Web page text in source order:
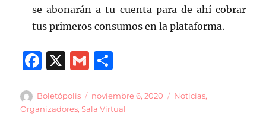
se abonarán a tu cuenta para de ahí cobrar
tus primeros consumos en la plataforma.
F
c
e
X
G
ai
l
m
p
Autor
Boletópolis
Publicado
el
noviembre 6, 2020 Categorías
Noticias,
Organizadores,Sala Virtual